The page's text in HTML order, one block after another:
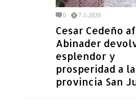
0 7-1-2020
Cesar Cedeño
Abinader
esplendor y
prosperidad a la
provincia San